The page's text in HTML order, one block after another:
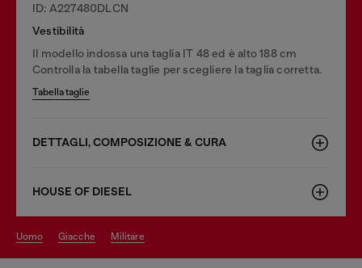
ID: A227480DLCN
Vestibilità
Il modello indossa una taglia IT 48 ed è alto 188 cm
Controlla la tabella taglie per scegliere la taglia corretta.
Tabella taglie
DETTAGLI, COMPOSIZIONE & CURA
HOUSE OF DIESEL
uomo giacche militare